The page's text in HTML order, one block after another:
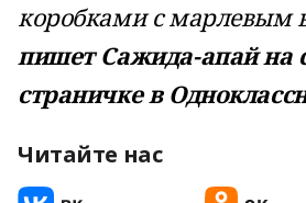
коробками с марлевым
пишет Сажида-апай на
страничке в
Читайте нас